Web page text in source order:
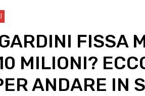
FISSA
MILIONI?
ANDARE IN